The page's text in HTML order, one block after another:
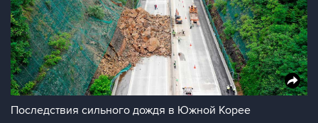
Последствия сильного дождя в Южной Корее